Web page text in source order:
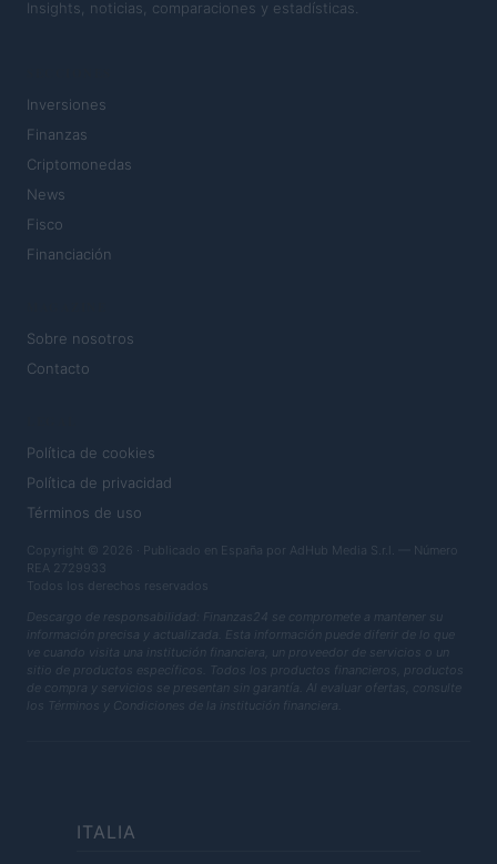
Insights, noticias, comparaciones y estadísticas.
Inversiones
Finanzas
Criptomonedas
News
Fisco
Financiación
Sobre nosotros
Contacto
Política de cookies
Política de privacidad
Términos de uso
Copyright © 2026 · Publicado en España por AdHub Media S.r.l. — Número
REA 2729933
Todos los derechos reservados
Descargo de responsabilidad: Finanzas24 se compromete a mantener su
información precisa y actualizada. Esta información puede diferir de lo que
ve cuando visita una institución financiera, un proveedor de servicios o un
sitio de productos específicos. Todos los productos financieros, productos
de compra y servicios se presentan sin garantía. Al evaluar ofertas, consulte
los Términos y Condiciones de la institución financiera.
ITALIA